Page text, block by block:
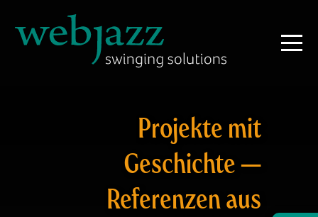
Projekte mit
Geschichte —
Referenzen aus